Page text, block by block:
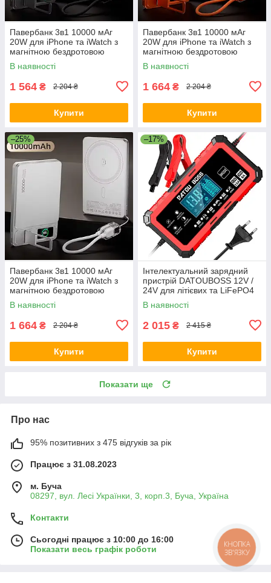
Павербанк 3в1 10000 мАг
20W для iPhone та iWatch з
магнітною бездротовою
зарядкою, підставкою і TFT-
дисплеєм MagSafe Gray
В наявності
1 564 ₴ 2 204 ₴
Купити
Павербанк 3в1 10000 мАг
20W для iPhone та iWatch з
магнітною бездротовою
зарядкою, підставкою і TFT-
дисплеєм MagSafe
В наявності
1 664 ₴ 2 204 ₴
Купити
–25%
Павербанк 3в1 10000 мАг
20W для iPhone та iWatch з
магнітною бездротовою
зарядкою, підставкою і TFT-
дисплеєм MagSafe Silver
В наявності
1 664 ₴ 2 204 ₴
Купити
–17%
Інтелектуальний зарядний
пристрій DATOUBOSS 12V /
24V для літієвих та LiFePO4
батарей
В наявності
2 015 ₴ 2 415 ₴
Купити
Показати ще
Про нас
95% позитивних з 475 відгуків за рік
Працює з 31.08.2023
м. Буча
08297, вул. Лесі Українки, 3, корп.3, Буча, Україна
Контакти
Сьогодні працює з 10:00 до 16:00
Показати весь графік роботи
КНОПКА
ЗВ'ЯЗКУ